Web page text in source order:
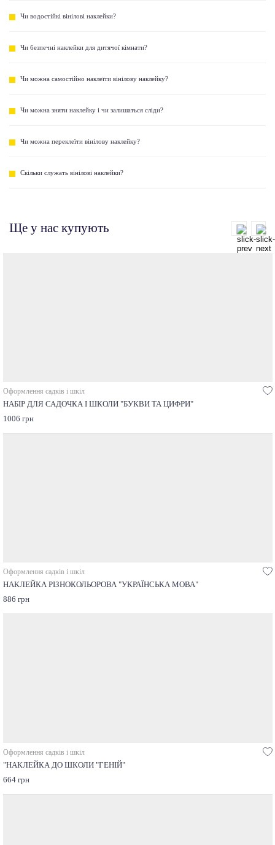
Чи водостійкі вінілові наклейки?
Чи безпечні наклейки для дитячої кімнати?
Чи можна самостійно наклеїти вінілову наклейку?
Чи можна зняти наклейку і чи залишаться сліди?
Чи можна переклеїти вінілову наклейку?
Скільки служать вінілові наклейки?
Ще у нас купують
Оформлення садків і шкіл
НАБІР ДЛЯ САДОЧКА І ШКОЛИ "БУКВИ ТА ЦИФРИ"
1006 грн
Оформлення садків і шкіл
НАКЛЕЙКА РІЗНОКОЛЬОРОВА "УКРАЇНСЬКА МОВА"
886 грн
Оформлення садків і шкіл
"НАКЛЕЙКА ДО ШКОЛИ "ГЕНІЙ"
664 грн